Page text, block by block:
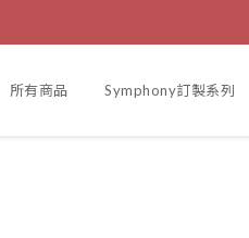
所有商品 Symphony訂製系列